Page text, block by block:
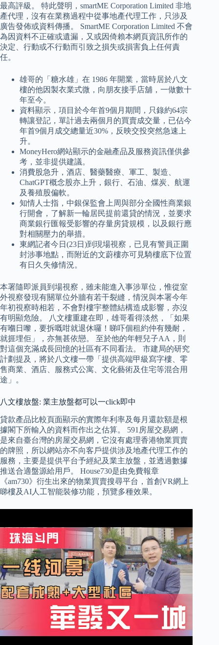
最高評級。 特此聲明，smartME Corporation Limited 非地
產代理，沒有在業務過程中從事地產代理工作，只涉及
廣告發佈或資料傳播。 SmartME Corporation Limited 不會
為因資料不正確或遺漏，又或因倚賴本網頁資訊所作的
決定、行動或不行動而引致之損失或損害負上任何責
任。
雄哥的「糖水雄」在 1986 年開業，當時居於八文
樓的他因製衣業式微，向朋友接手店舖，一做數十
年至今。
資料顯示，項目於今年首9個月期間，只錄約64宗
轉讓登記，單計過去兩個月的買賣成交量，已佔今
年首9個月成交總量近30%，反映交投突然急速上
升。
MoneyHero網站顯示的金融產品及服務資訊僅供參
考，並非提供建議。
消費股急升，酒店、醫藥醫療、軍工、製造、
ChatGPT概念股亦上升，銀行、石油、煤炭、航運
及養殖股偏軟。
知情人士指，中銀保監會上周與部分全國性商業銀
行開會，了解新一輪居民提前還貸的情況，並要求
商業銀行匯報受影響的存量房貸規模，以及銀行應
對相關壓力的舉措。
東網記者今日(23日)到現場視察，已見有警員正圍
封涉事地點，而附近的文蔚樓亦可見騎樓底下位置
有日久失修情況。
本署隨即派員到場視察，雖未能進入事涉單位，惟從室
外視察發現有關單位外牆有若干裂縫，情況與本署今年
年初視察時相若，不會對樓宇整體結構造成影響，亦沒
有明顯危險。 八文樓重建在即，雄哥看得淡然，「如果
有嗰日嚟，要拆嘅咁就退休囉！睇吓個租約仲有幾耐，
就捱埋佢」，亦無甚依戀。 至於他的年輕兒子AA，則
對這個充滿成長回憶的社區有不同看法。 市建局的研究
計劃提及，將於八文樓一帶「提供高端甲級寫字樓、零
售商業、酒店、服務式公寓、文化藝術及住宅等混合用
途」。
八文樓放盤: 業主放盤都可以一click即中
貸款產品比較頁面顯示的實際年利率及每月還款額是根
據閣下所輸入的資料而作出之估算。 591房屋交易網，
是來自臺台灣的房屋交易網，它沒有處理香港物業買賣
的牌照，所以網站亦不向客戶提供涉及地產代理工作的
服務，主要是提供平台予經紀及業主放盤，並透過數據
推送合適盤源給用戶。 House730是由免費報章
《am730》衍生出來的物業買賣搜尋平台，首創VR網上
睇樓及AI人工智能裝修功能，預覽多種效果。